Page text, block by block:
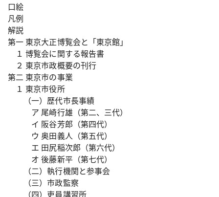
口絵
凡例
解説
第一 東京大正博覧会と「東京館」
１ 博覧会に関する報告書
２ 東京市政概要の刊行
第二 東京市の事業
１ 東京市役所
（一）歴代市長事績
ア 尾崎行雄（第二、三代）
イ 阪谷芳郎（第四代）
ウ 奥田義人（第五代）
エ 田尻稲次郎（第六代）
オ 後藤新平（第七代）
（二）執行機関と参事会
（三）市政監察
（四）吏員講習所